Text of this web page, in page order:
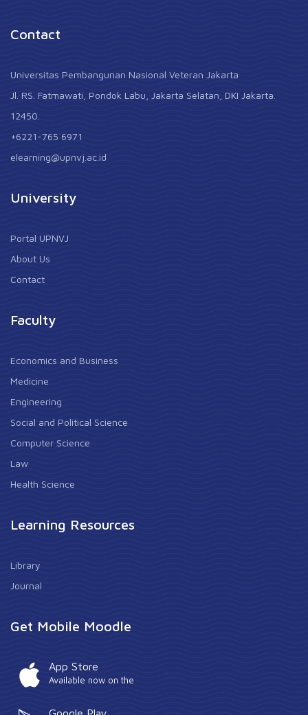
Contact
Universitas Pembangunan Nasional Veteran Jakarta
Jl. RS. Fatmawati, Pondok Labu, Jakarta Selatan, DKI Jakarta.
12450.
+6221-765 6971
elearning@upnvj.ac.id
University
Portal UPNVJ
About Us
Contact
Faculty
Economics and Business
Medicine
Engineering
Social and Political Science
Computer Science
Law
Health Science
Learning Resources
Library
Journal
Get Mobile Moodle
App Store
Available now on the